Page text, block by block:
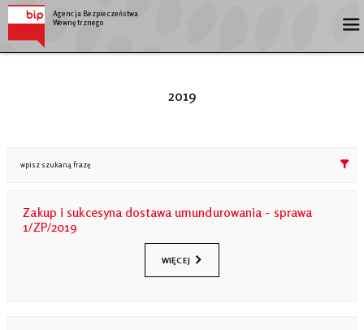
Agencja Bezpieczeństwa
Wewnętrznego
2019
Zakup i sukcesyna dostawa umundurowania - sprawa
1/ZP/2019
WIĘCEJ